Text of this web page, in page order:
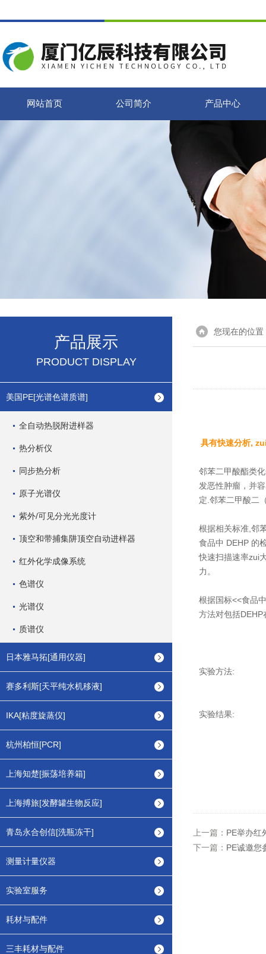
网站首页 公司简介 产品中心
产品展示
PRODUCT DISPLAY
美国PE[光谱色谱质谱]
全自动热脱附进样器
热分析仪
同步热分析
原子光谱仪
紫外/可见分光光度计
顶空和带捕集阱顶空自动进样器
红外化学成像系统
色谱仪
光谱仪
质谱仪
日本雅马拓[通用仪器]
赛多利斯[天平纯水机移液]
IKA[粘度旋蒸仪]
杭州柏恒[PCR]
上海知楚[振荡培养箱]
上海搏旅[发酵罐生物反应]
青岛永合创信[洗瓶冻干]
测量计量仪器
实验室服务
耗材与配件
三丰耗材与配件
您现在的位置
具有快速分析,
邻苯二甲酸酯类
发恶性肿瘤，并
定.邻苯二甲酸二
根据相关标准,邻
食品中 DEHP 的
快速扫描速率zui
力。
根据国标<<食品
方法对包括
实验方法:
实验结果:
上一篇： PE举办红
下一篇： PE诚邀您